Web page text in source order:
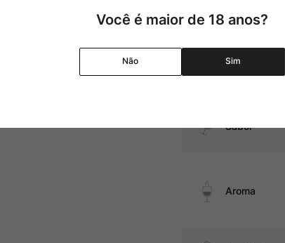
Temperatura
Sabor
Aroma
Você é maior de 18 anos?
Não Sim